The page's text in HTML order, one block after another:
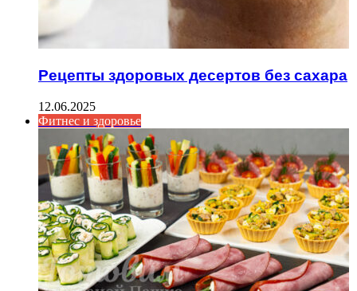
Рецепты здоровых десертов без сахара
12.06.2025
Фитнес и здоровье